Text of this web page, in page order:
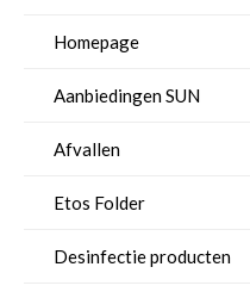
Homepage
Aanbiedingen SUN
Afvallen
Etos Folder
Desinfectie producten